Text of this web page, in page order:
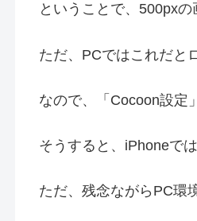
ということで、500pxの
ただ、PCではこれだと
なので、「Cocoon設定
そうすると、iPhoneで
ただ、残念ながらPC環